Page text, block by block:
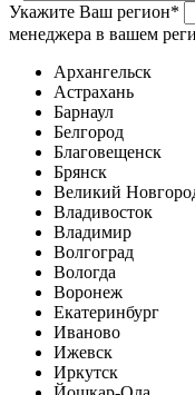
Укажите Ваш регион*
менеджера в вашем
Архангельск
Астрахань
Барнаул
Белгород
Благовещенск
Брянск
Великий
Владивосток
Владимир
Волгоград
Вологда
Воронеж
Екатеринбург
Иваново
Ижевск
Иркутск